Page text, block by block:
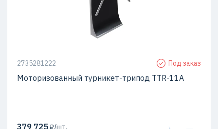
2735281222 Под заказ
Моторизованный турникет-трипод TTR-11А
379 725₽/шт.